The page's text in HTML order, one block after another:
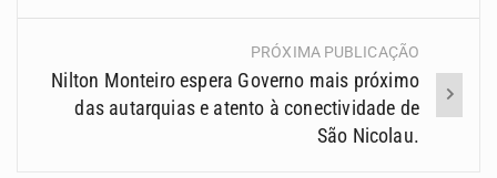
PRÓXIMA PUBLICAÇÃO
Nilton Monteiro espera Governo mais próximo
das autarquias e atento à conectividade de
São Nicolau.